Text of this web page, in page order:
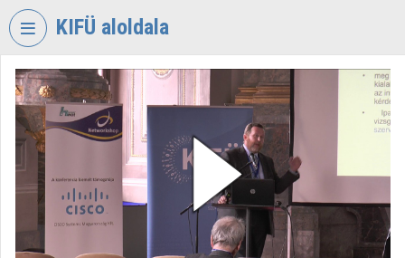
Fejléc kihagyása
KIFÜ aloldala
VIDEOTORIUM
KORMÁNYZATI
INFORMATIKAI
FEJLESZTÉSI
ÜGYNÖKSÉG
Intézményi kezdőlap